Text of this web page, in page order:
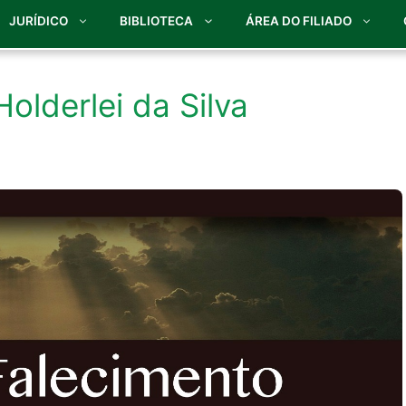
JURÍDICO BIBLIOTECA ÁREA DO FILIADO
da Silva